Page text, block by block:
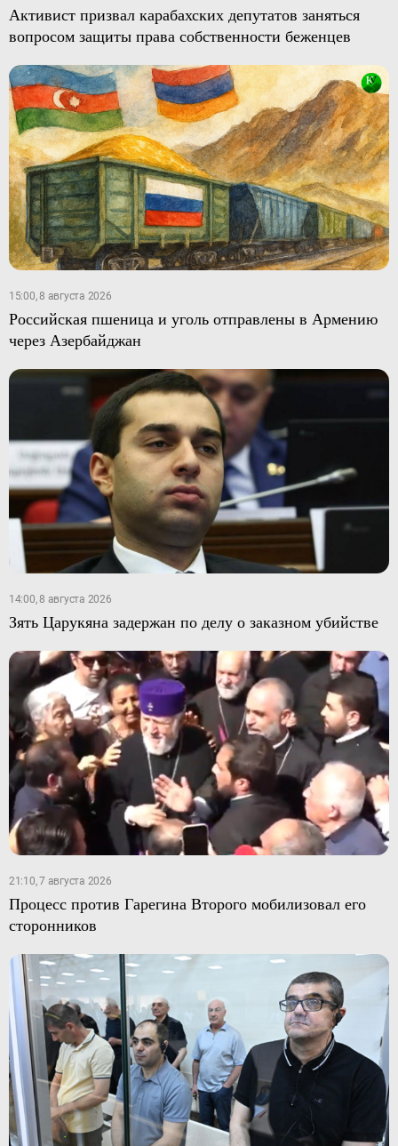
Активист призвал карабахских депутатов заняться
вопросом защиты права собственности беженцев
15:00, 8 августа 2026
Российская пшеница и уголь отправлены в Армению
через Азербайджан
14:00, 8 августа 2026
Зять Царукяна задержан по делу о заказном убийстве
21:10, 7 августа 2026
Процесс против Гарегина Второго мобилизовал его
сторонников